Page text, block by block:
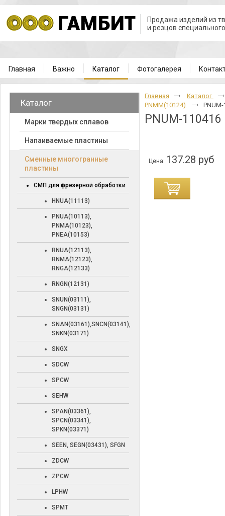
Продажа изделий из
и резцов
Главная Важно Каталог Фотогалерея
Каталог
Марки твердых сплавов
Напаиваемые пластины
Cменные многогранные
пластины
СМП для фрезерной обработки
HNUA(11113)
PNUA(10113),
PNMA(10123),
PNEA(10153)
RNUA(12113),
RNMA(12123),
RNGA(12133)
RNGN(12131)
SNUN(03111),
SNGN(03131)
SNAN(03161),SNCN(03141),
SNKN(03171)
SNGX
SDCW
SPCW
SEHW
SPAN(03361),
SPCN(03341),
SPKN(03371)
SEEN, SEGN(03431), SFGN
ZDCW
ZPCW
LPHW
SPMT
Главная
Каталог
PNMM(10124)
PNUM-110416
Цена: 137.28 руб